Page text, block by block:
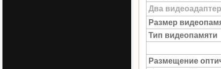
Два
Размер
Тип видеопамяти
Размещение